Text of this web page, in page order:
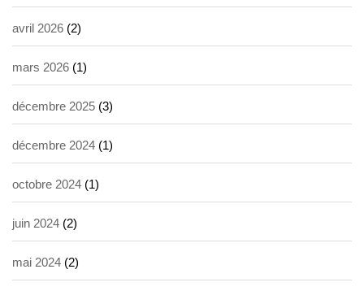
avril 2026 (2)
mars 2026 (1)
décembre 2025 (3)
décembre 2024 (1)
octobre 2024 (1)
juin 2024 (2)
mai 2024 (2)